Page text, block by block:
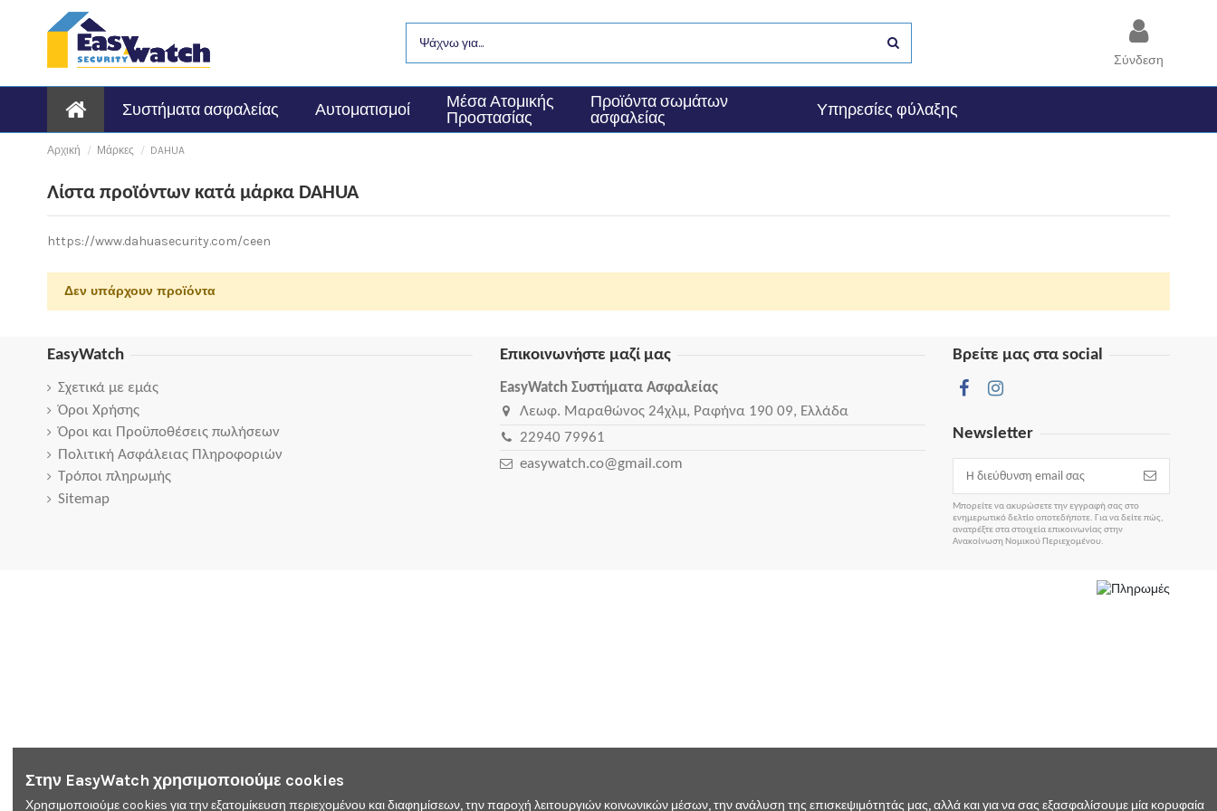
Σύνδεση
Συστήματα ασφαλείας Αυτοματισμοί
Μέσα Ατομικής
Προστασίας
Προϊόντα σωμάτων
ασφαλείας
Υπηρεσίες φύλαξης
Αρχική Μάρκες DAHUA
Λίστα προϊόντων κατά μάρκα DAHUA
https://www.dahuasecurity.com/ceen
Δεν υπάρχουν προϊόντα
EasyWatch
Σχετικά με εμάς
Όροι Χρήσης
Όροι και Προϋποθέσεις πωλήσεων
Πολιτική Ασφάλειας Πληροφοριών
Τρόποι πληρωμής
Sitemap
Επικοινωνήστε μαζί μας
EasyWatch Συστήματα Ασφαλείας
Λεωφ. Μαραθώνος 24χλμ, Ραφήνα 190 09, Ελλάδα
22940 79961
easywatch.co@gmail.com
Βρείτε μας στα social
Newsletter
Μπορείτε να ακυρώσετε την εγγραφή σας στο
ενημερωτικό δελτίο οποτεδήποτε. Για να δείτε πώς,
ανατρέξτε στα στοιχεία επικοινωνίας στην
Ανακοίνωση Νομικού Περιεχομένου.
Στην EasyWatch χρησιμοποιούμε cookies
Χρησιμοποιούμε cookies για την εξατομίκευση περιεχομένου και διαφημίσεων, την παροχή λειτουργιών κοινωνικών μέσων, την ανάλυση της επισκεψιμότητάς μας, αλλά και για να σας εξασφαλίσουμε μία κορυφαία